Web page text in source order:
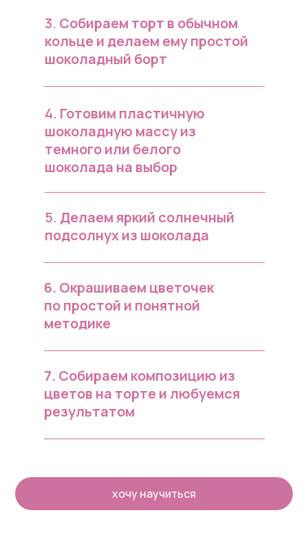
хочу научиться
3. Собираем торт в обычном
кольце и делаем ему простой
шоколадный борт
4. Готовим пластичную
шоколадную массу из
темного или белого
шоколада на выбор
5. Делаем яркий солнечный
подсолнух из шоколада
6. Окрашиваем цветочек
по простой и понятной
методике
7. Собираем композицию из
цветов на торте и любуемся
результатом